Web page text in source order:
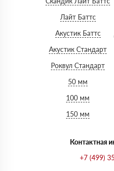
Лайт Баттс
Акустик Баттс
Акустик Стандарт
Роквул Стандарт
50 мм
100 мм
150 мм
Контактная
+7 (499)